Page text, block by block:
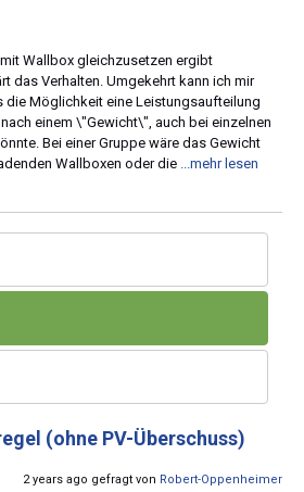
Wallbox gleichzusetzen ergibt
das Verhalten. Umgekehrt kann ich mir
die Möglichkeit eine Leistungsaufteilung
einem \"Gewicht\", auch bei einzelnen
Bei einer Gruppe wäre das Gewicht
Wallboxen oder die ...mehr lesen
(ohne PV-Überschuss)
2 years ago gefragt von Robert-Oppenheimer